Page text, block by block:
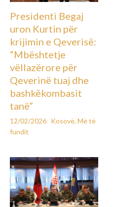
Presidenti Begaj
uron Kurtin për
krijimin e Qeverisë:
“Mbështetje
vëllazërore për
Qeverinë tuaj dhe
bashkëkombasit
tanë”
12/02/2026 Kosovë, Më të
fundit